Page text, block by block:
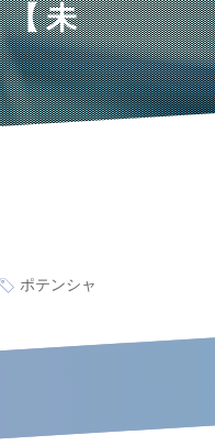
未
ポテンシャ